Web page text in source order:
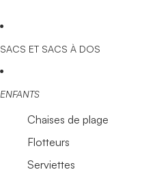
SACS ET SACS À DOS
ENFANTS
Chaises de plage
Flotteurs
Serviettes